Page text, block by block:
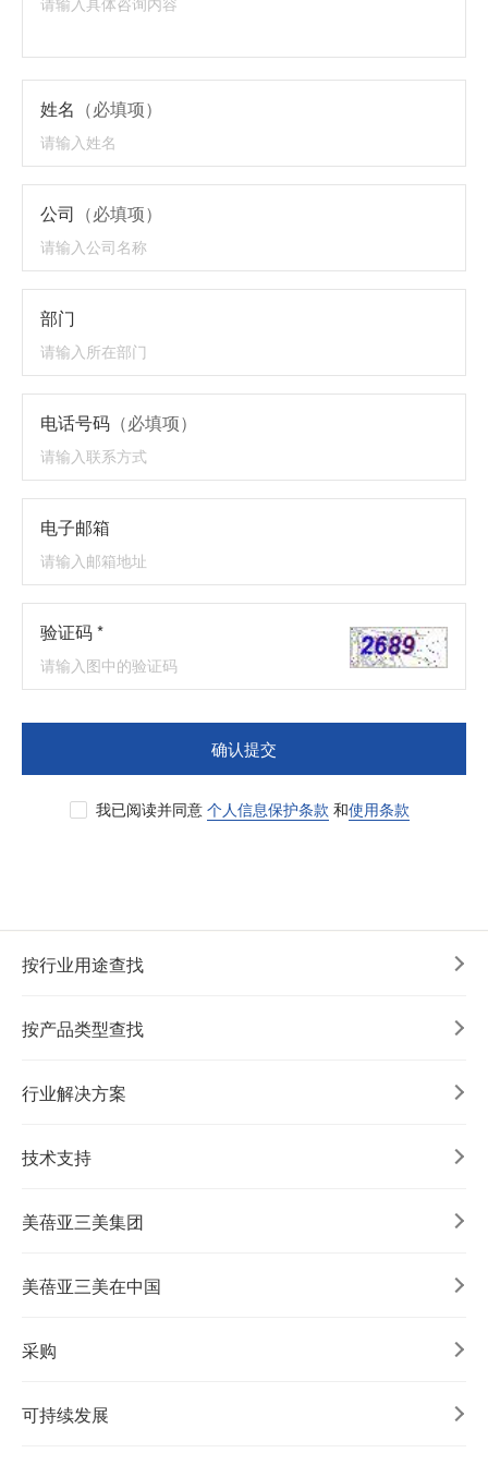
姓名 （必填项）
公司 （必填项）
部门
电话号码 （必填项）
电子邮箱
验证码 *
确认提交
我已阅读并同意 个人信息保护条款 和使用条款
按行业用途查找
按产品类型查找
行业解决方案
技术支持
美蓓亚三美集团
美蓓亚三美在中国
采购
可持续发展